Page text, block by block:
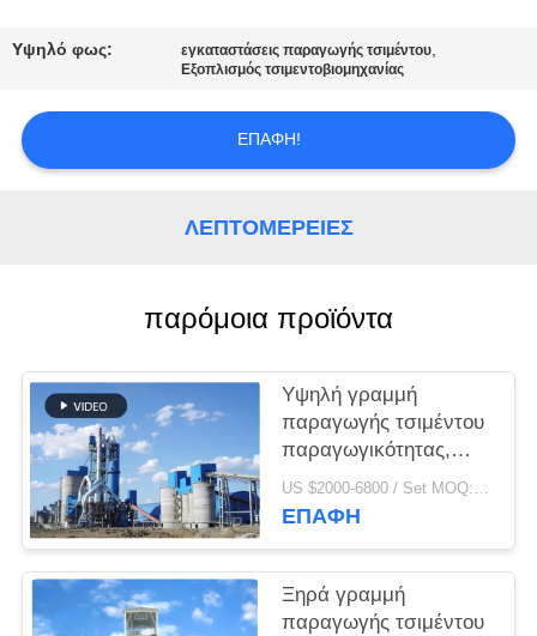
ΈΛΕΓΧΟΣ
ΜΕ
ΕΙΔΉΣΕΙΣ
ΖΗΤΉΣΤΕ
ΈΝΑ
ΑΠΌΣΠΑΣΜΑ
Υψηλό φως: εγκαταστάσεις παραγωγής τσιμέντου,
Εξοπλισμός τσιμεντοβιομηχανίας
ΕΠΑΦΉ!
ΛΕΠΤΟΜΈΡΕΙΕΣ
παρόμοια προϊόντα
Υψηλή γραμμή
παραγωγής τσιμέντου
παραγωγικότητας,
εύκολη λειτουργία
εγκαταστάσεων
US $2000-6800 / Set MOQ:1 ομάδα
ΕΠΑΦΉ
Ξηρά γραμμή
παραγωγής τσιμέντου